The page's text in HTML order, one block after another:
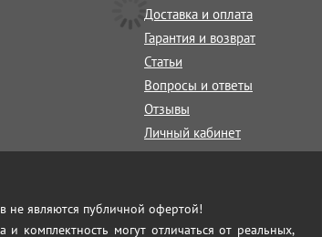
Доставка и оплата
Гарантия и возврат
Статьи
Вопросы и ответы
Отзывы
Личный кабинет
не являются публичной офертой!
комплектность могут отличаться от реальных,